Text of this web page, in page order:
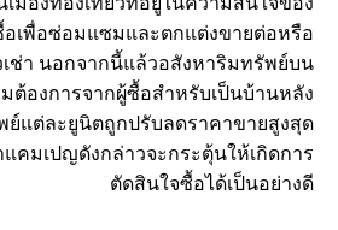
เพื่อซ่อมแซมและตกแต่งขายต่อหรือ
ช่า นอกจากนี้แล้วอสังหาริมทรัพย์บน
ต้องการจากผู้ซื้อสำหรับเป็นบ้านหลัง
ย์แต่ละยูนิตถูกปรับลดราคาขายสูงสุด
คมเปญดังกล่าวจะกระตุ้นให้เกิดการ
ตัดสินใจซื้อได้เป็นอย่างดี